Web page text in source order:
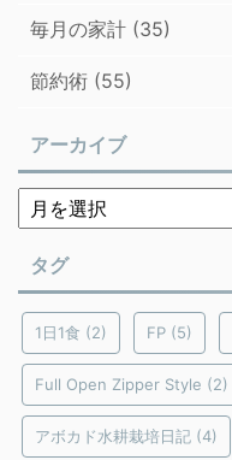
毎月の家計 (35)
節約術 (55)
アーカイブ
タグ
1日1食 (2) FP (5)
Full Open Zipper Style (2)
アボカド水耕栽培日記 (4)